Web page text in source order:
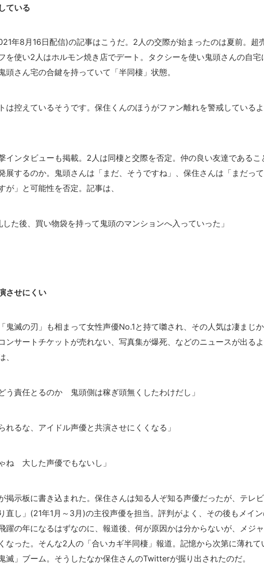
ている
年8月16日配信)の記事はこうだ。2人の交際が始まったのは夏前。超
を使い2人はホルモン焼き店でデート。タクシーを使い鬼頭さんの自宅
頭さん宅の合鍵を持っていて「半同棲」状態。
は控えているそうです。保住くんのほうがファン離れを警戒している
インタビューも掲載。2人は同棲と交際を否定。仲の良い友達であるこ
展するのか。鬼頭さんは「まだ、そうですね」、保住さんは「まだって
が」と可能性を否定。記事は、
した後、買い物袋を持って鬼頭のマンションへ入っていった」
させにくい
鬼滅の刃」も相まって女性声優No.1と持て囃され、その人気は凄まじ
ンサートチケットが売れない、写真集が爆死、などのニュースが出る
う責任とるのか 鬼頭側は稼ぎ頭無くしたわけだし」
れるな、アイドル声優と共演させにくくなる」
ね 大した声優でもないし」
掲示板に書き込まれた。保住さんは知る人ぞ知る声優だったが、テレ
直し」(21年1月～3月)の主役声優を担当。評判がよく、その後もメイ
躍の年になるはずなのに、報道後、何が原因かは分からないが、メジ
なった。そんな2人の「合いカギ半同棲」報道。記憶から次第に薄れて
滅」ブーム。そうしたなか保住さんのTwitterが掘り出されたのだ。